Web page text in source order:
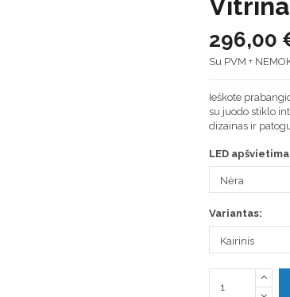
296,00
Su PVM +
Ieškote
su juodo stiklo
dizainas ir
LED
Variantas: